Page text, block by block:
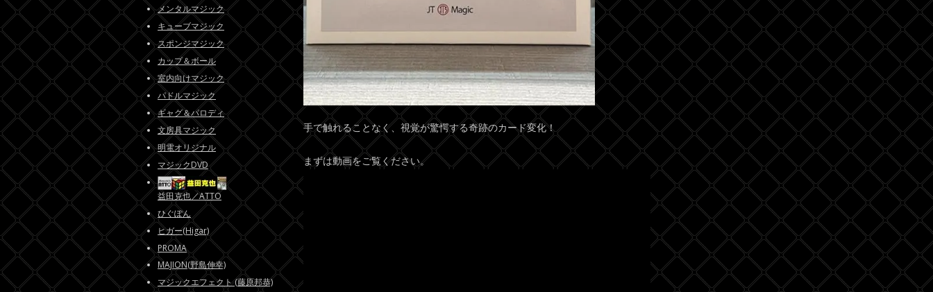
手で触れることなく、視覚が驚愕する奇跡のカード変化！
まずは動画をご覧ください。
メンタルマジック
キューブマジック
スポンジマジック
カップ＆ボール
室内向けマジック
パドルマジック
ギャグ＆パロディ
文房具マジック
明電オリジナル
マジックDVD
益田克也／ATTO
ひぐぽん
ヒガー(Higar)
PROMA
MAJION(野島伸幸)
マジックエフェクト (藤原邦恭)